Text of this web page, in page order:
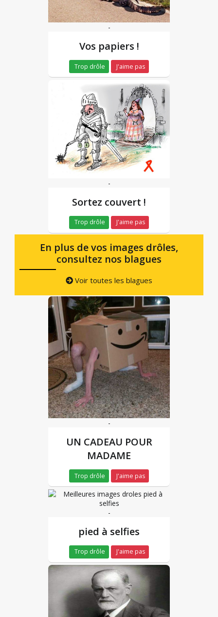
-
Vos papiers !
Trop drôle J'aime pas
-
Sortez couvert !
Trop drôle J'aime pas
En plus de vos images drôles,
consultez nos blagues
Voir toutes les blagues
-
UN CADEAU POUR
MADAME
Trop drôle J'aime pas
-
pied à selfies
Trop drôle J'aime pas